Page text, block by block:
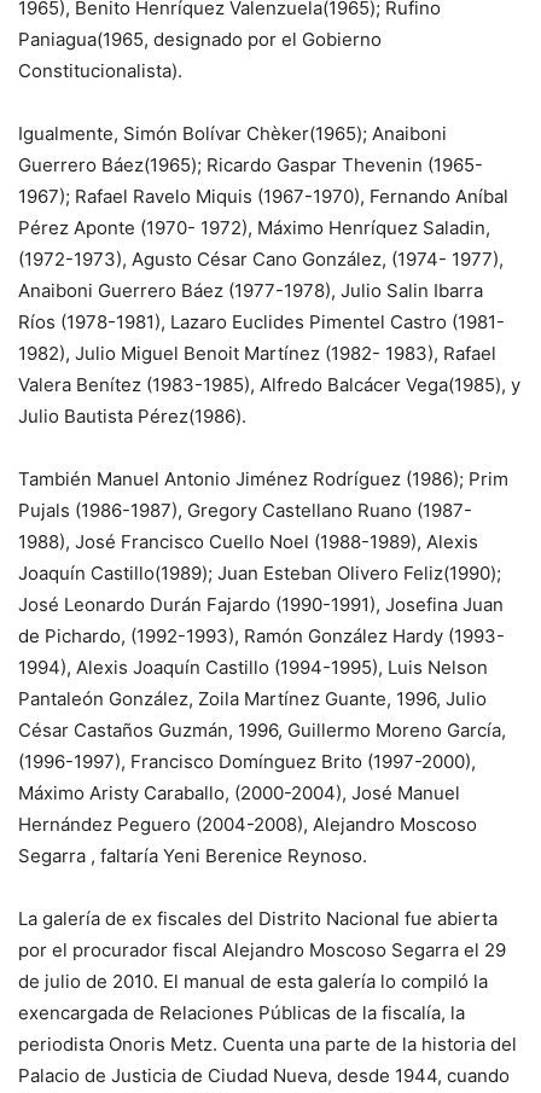
1965), Benito Henrí­quez Valenzuela(1965); Rufino
Paniagua(1965, designado por el Gobierno
Constitucionalista).
Igualmente, Simón Bolí­var Chèker(1965); Anaiboni
Guerrero Báez(1965); Ricar­do Gaspar Thevenin (1965-
1967); Rafael Ravelo Mi­quis (1967-1970), Fernando Aníbal
Pérez Aponte (1970- 1972), Máximo Henríquez Saladin,
(1972-1973), Agusto César Cano González, (1974- 1977),
Anaiboni Guerrero Báez (1977-1978), Julio Sa­lin Ibarra
Ríos (1978-1981), Lazaro Euclides Pimentel Cas­tro (1981-
1982), Julio Mi­guel Benoit Martínez (1982- 1983), Rafael
Valera Benítez (1983-1985), Alfredo Balcá­cer Vega(1985), y
Julio Bau­tista Pérez(1986).
También Manuel Antonio Jiménez Rodríguez (1986); Prim
Pujals (1986-1987), Gre­gory Castellano Ruano (1987-
1988), José Francisco Cue­llo Noel (1988-1989), Alexis
Joaquín Castillo(1989); Juan Esteban Olivero Feliz(1990);
José Leonardo Durán Fajardo (1990-1991), Josefina Juan
de Pichardo, (1992-1993), Ramón González Hardy (1993-
1994), Alexis Joaquín Castillo (1994-1995), Luis Nelson
Pantaleón González, Zoila Martínez Guante, 1996, Julio
César Castaños Guz­mán, 1996, Guillermo Mo­reno García,
(1996-1997), Francisco Domínguez Brito (1997-2000),
Máximo Aristy Caraballo, (2000-2004), José Manuel
Hernández Peguero (2004-2008), Alejandro Mos­coso
Segarra , faltaría Yeni Be­renice Reynoso.
La galería de ex fisca­les del Distrito Nacional fue abierta
por el procurador fis­cal Alejandro Moscoso Sega­rra el 29
de julio de 2010. El manual de esta galería lo compiló la
exencargada de Relaciones Públicas de la fiscalía, la
periodista Ono­ris Metz. Cuenta una parte de la historia del
Palacio de Justicia de Ciudad Nueva, desde 1944, cuando